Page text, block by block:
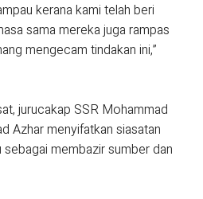
kerana kami telah beri
sama mereka juga rampas
mengecam tindakan ini,”
jurucakap SSR Mohammad
Azhar menyifatkan siasatan
membazir sumber dan